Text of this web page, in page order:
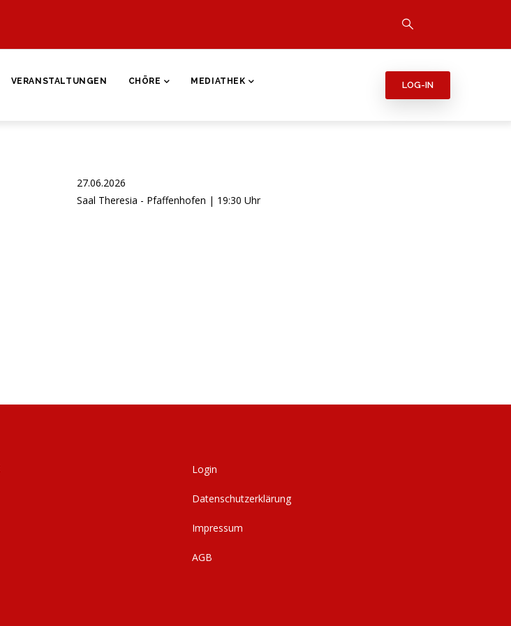
VERANSTALTUNGEN CHÖRE MEDIATHEK LOG-IN
27.06.2026
Saal Theresia - Pfaffenhofen | 19:30 Uhr
Login
Datenschutzerklärung
Impressum
AGB